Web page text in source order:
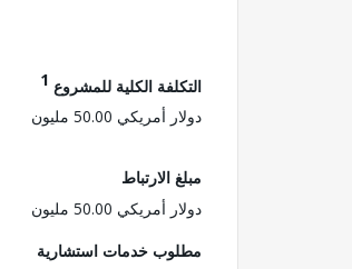
التكلفة الكلية للمشروع 1
دولار أمريكي 50.00 مليون
مبلغ الارتباط
دولار أمريكي 50.00 مليون
مطلوب خدمات استشارية